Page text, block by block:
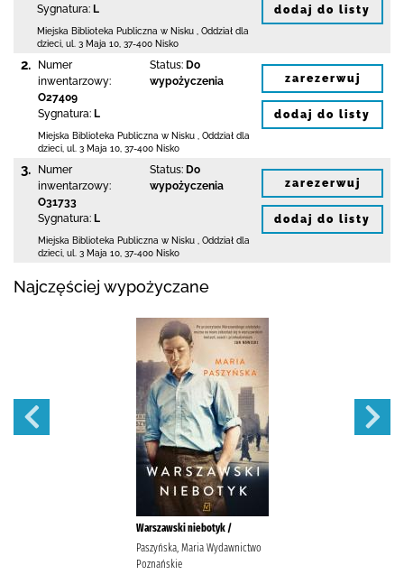
Sygnatura: L
Miejska Biblioteka Publiczna w Nisku
Oddział dla
dzieci, ul. 3 Maja 10 37-400 Nisko
dodaj do listy
2.
Numer
inwentarzowy:
O27409
Sygnatura: L
Status: Do
wypożyczenia
Miejska Biblioteka Publiczna w Nisku
Oddział dla
dzieci, ul. 3 Maja 10 37-400 Nisko
zarezerwuj
dodaj do listy
3.
Numer
inwentarzowy:
O31733
Sygnatura: L
Status: Do
wypożyczenia
Miejska Biblioteka Publiczna w Nisku
Oddział dla
dzieci, ul. 3 Maja 10 37-400 Nisko
zarezerwuj
dodaj do listy
Najczęściej wypożyczane
Warszawski niebotyk /
Paszyńska, Maria Wydawnictwo
Poznańskie